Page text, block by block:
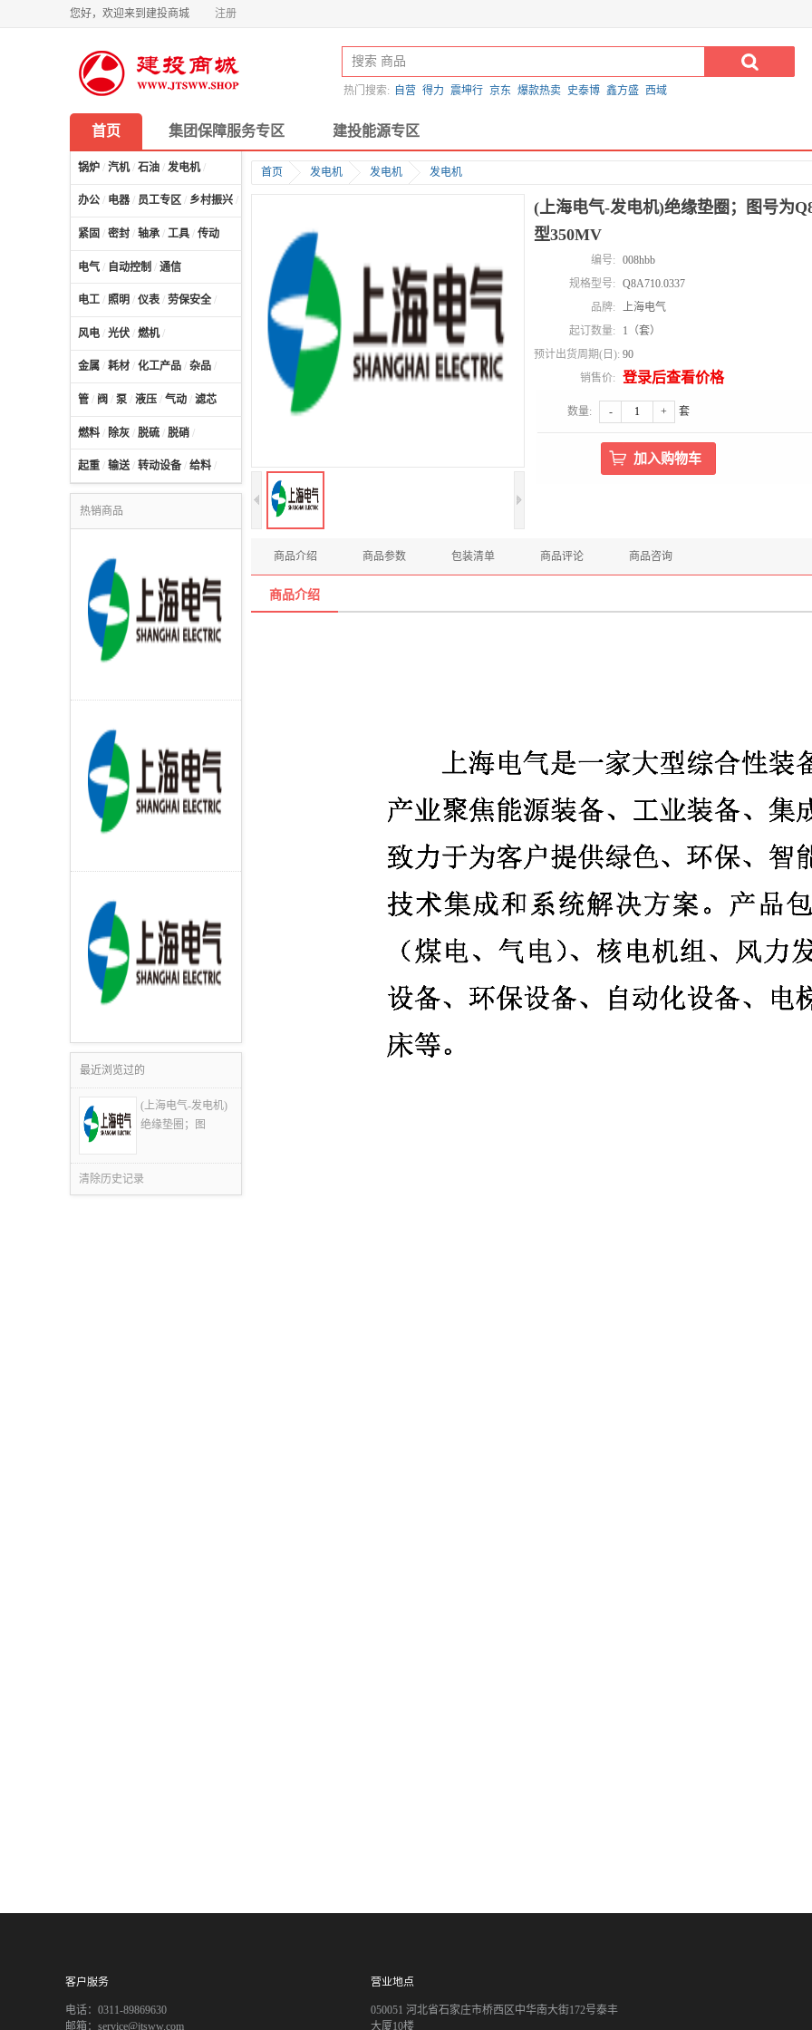
您好，欢迎来到建投商城 注册
热门搜索: 自营 得力 震坤行 京东 爆款热卖 史泰博 鑫方盛 西域
首页 集团保障服务专区 建投能源专区
锅炉 / 汽机/ 石油 / 发电机/
办公 / 电器 / 员工专区 / 乡村振兴 /
紧固 / 密封 / 轴承 / 工具 / 传动
电气 / 自动控制 / 通信
电工 / 照明 / 仪表 / 劳保安全 /
风电 / 光伏 / 燃机/
金属 / 耗材 / 化工产品 / 杂品 /
管 / 阀 / 泵 / 液压 / 气动 / 滤芯
燃料 / 除灰 / 脱硫 / 脱硝 /
起重 / 输送/ 转动设备 / 给料 /
热销商品
最近浏览过的
(上海电气-发电机)
绝缘垫圈；图
清除历史记录
首页 发电机 发电机 发电机
(上海电气-发电机)绝缘垫圈；图号为
型350MV
编号:
008hbb
规格型号:
Q8A710.0337
品牌:
上海电气
起订数量:
1（套）
预计出货周期(日): 90
销售价:
登录后查看价格
数量: - + 套
商品介绍 商品参数 包装清单 商品评论 商品咨询
商品介绍
客户服务
电话：0311-89869630
邮箱：service@jtsww.com
营业地点
050051 河北省石家庄市桥西区中华南大街172号泰丰
大厦10楼